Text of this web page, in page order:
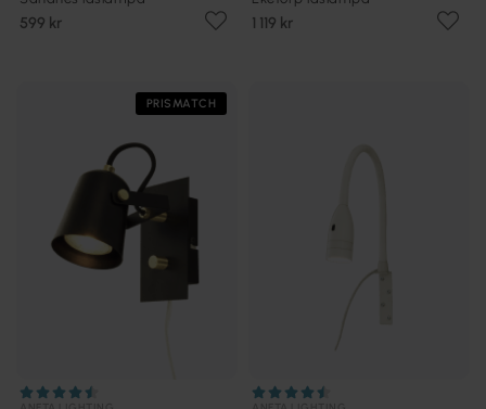
599 kr 1 119 kr
PRISMATCH